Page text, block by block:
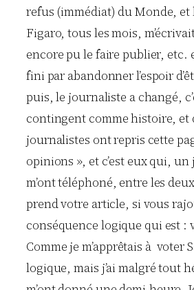
refus (immédiat) du Monde,
Figaro, tous les mois, m’écrivait
encore pu le faire publier, etc.
fini par abandonner l’espoir
puis, le journaliste a changé,
contingent comme histoire, et
journalistes ont repris cette
opinions », et c’est eux qui,
m’ont téléphoné, entre les
prend votre article, si vous
conséquence logique qui est :
Comme je m’apprêtais à voter
logique, mais j’ai malgré tout